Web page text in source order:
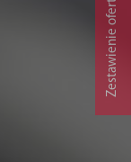
Zestawienie ofert